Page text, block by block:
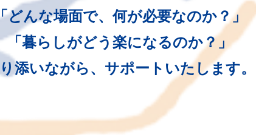
どんな場面で、何が必要なのか？」
「暮らしがどう楽になるのか？」
添いながら、サポートいたします。